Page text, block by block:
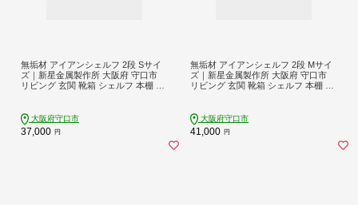
無垢材 アイアンシェルフ 2段 Sサイ
ズ｜新星金属製作所 大阪府 守口市
リビング 玄関 靴箱 シェルフ 本棚 子
大阪府守口市
37,000 円
無垢材 アイアンシェルフ 2段 Mサイ
ズ｜新星金属製作所 大阪府 守口市
リビング 玄関 靴箱 シェルフ 本棚 子
大阪府守口市
41,000 円